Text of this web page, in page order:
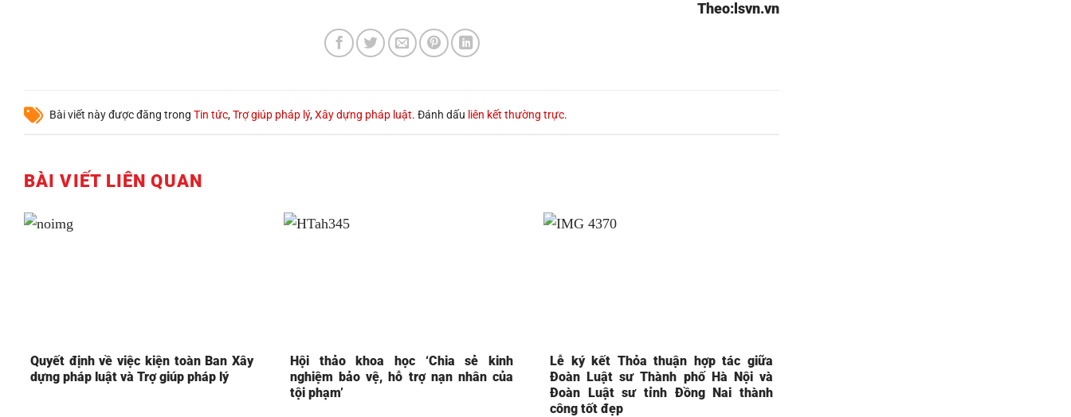
Theo:lsvn.vn
Bài viết này được đăng trong Tin tức,Trợ giúp pháp lý,Xây dựng pháp luật. Đánh dấu liên kết thường trực.
BÀI VIẾT LIÊN QUAN
Quyết định về việc kiện toàn Ban Xây
dựng pháp luật và Trợ giúp pháp lý
Hội thảo khoa học ‘Chia sẻ kinh
nghiệm bảo vệ, hỗ trợ nạn nhân của
tội phạm’
Lễ ký kết Thỏa thuận hợp tác giữa
Đoàn Luật sư Thành phố Hà Nội và
Đoàn Luật sư tỉnh Đồng Nai thành
công tốt đẹp